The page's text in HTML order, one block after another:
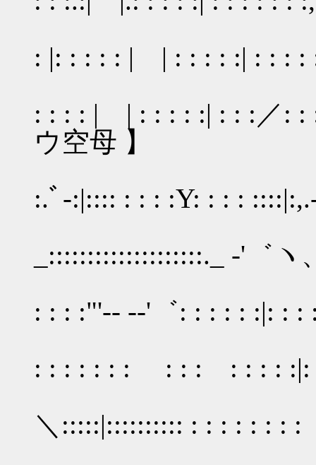
: |: : : : : | | : : : : :| : : : :
: : : : | | : : : : :| : : :
ウ空母 】
:.ﾞ-:|:::: : : : :Υ: : : :
_::::::::::::::::::::._ -'゛ヽ
: : : :"'‐- -‐'゛: : : : : :|: : :
: : : : : : : : : : : : : : :|:
＼:::::|:::::::::: : : : : :